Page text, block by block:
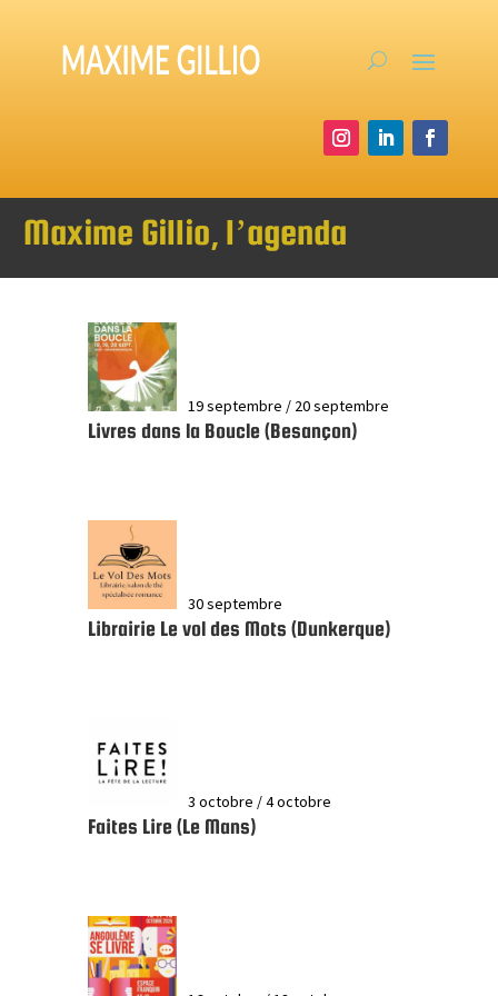
Maxime Gillio, l’agenda
19 septembre / 20 septembre
Livres dans la Boucle (Besançon)
30 septembre
Librairie Le vol des Mots (Dunkerque)
3 octobre /4 octobre
Faites Lire (Le Mans)